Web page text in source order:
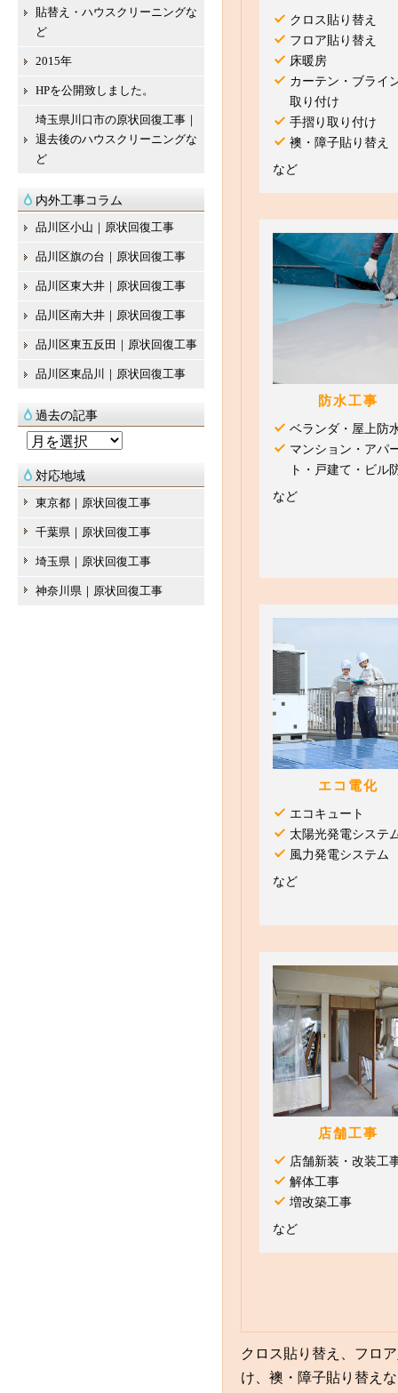
クロス貼り替え
フロア貼り替え
床暖房
カーテン・ブライ
取り付け
手摺り取り付け
襖・障子貼り替え
など
防水工事
ベランダ・屋上防
マンション・アパ
ト・戸建て・ビル
など
エコ電化
エコキュート
太陽光発電システ
風力発電システム
など
店舗工事
店舗新装・改装工
解体工事
増改築工事
など
クロス貼り替え、フロ
け、襖・障子貼り替え
貼替え・ハウスクリーニングな
ど
2015年
HPを公開致しました。
埼玉県川口市の原状回復工事｜
退去後のハウスクリーニングな
ど
内外工事コラム
品川区小山｜原状回復工事
品川区旗の台｜原状回復工事
品川区東大井｜原状回復工事
品川区南大井｜原状回復工事
品川区東五反田｜原状回復工事
品川区東品川｜原状回復工事
過去の記事
の
事
対応地域
東京都｜原状回復工事
千葉県｜原状回復工事
埼玉県｜原状回復工事
神奈川県｜原状回復工事